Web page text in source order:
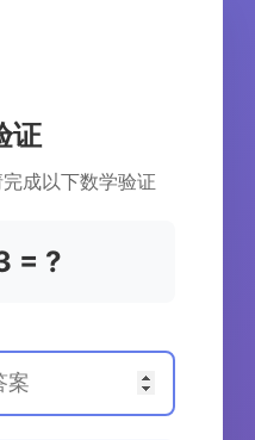
证
成以下数学验证
= ?